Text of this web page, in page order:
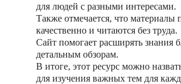
для людей с разными интересами.
Также отмечается, что материалы
качественно и читаются без труда.
Сайт помогает расширять знания
детальным обзорам.
В итоге, этот ресурс можно
для изучения важных тем для